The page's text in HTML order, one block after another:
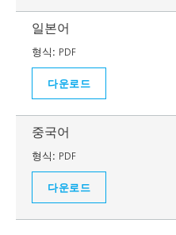
일본어
형식: PDF
다운로드
중국어
형식: PDF
다운로드